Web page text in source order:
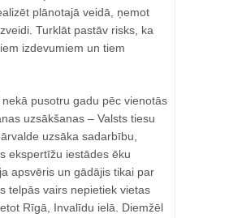
plānotajā veidā, ņemot
Turklāt pastāv risks, ka
izdevumiem un tiem
pusotru gadu pēc vienotās
uzsākšanas – Valsts tiesu
uzsāka sadarbību,
ekspertīžu iestādes ēku
apsvēris un gādājis tikai par
telpās vairs nepietiek vietas
Rīgā, Invalīdu ielā. Diemžēl